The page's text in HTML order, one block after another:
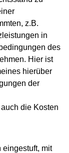
z.B.
in
des
Hier ist
hierüber
der
die Kosten
mit